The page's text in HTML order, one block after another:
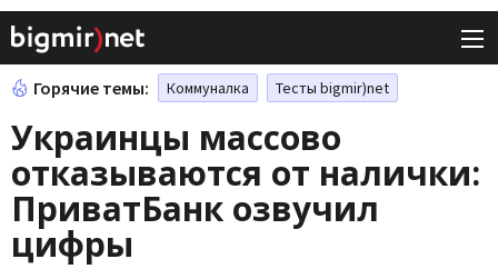
Горячие темы: Коммуналка Тесты bigmir)net
Украинцы массово
отказываются от налички:
ПриватБанк озвучил
цифры